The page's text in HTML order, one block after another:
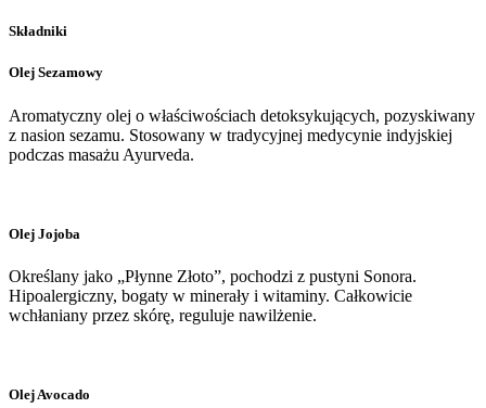
Składniki
Olej Sezamowy
Aromatyczny olej o właściwościach detoksykujących, pozyskiwany
z nasion sezamu. Stosowany w tradycyjnej medycynie indyjskiej
podczas masażu Ayurveda.
Olej Jojoba
Określany jako „Płynne Złoto”, pochodzi z pustyni Sonora.
Hipoalergiczny, bogaty w minerały i witaminy. Całkowicie
wchłaniany przez skórę, reguluje nawilżenie.
Olej Avocado